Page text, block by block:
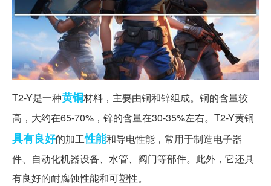
T2-Y是一种黄铜材料，主要由铜和锌组成。铜的含量较
高，大约在65-70%，锌的含量在30-35%左右。T2-Y黄铜
具有良好的加工性能和导电性能，常用于制造电子器
件、自动化机器设备、水管、阀门等部件。此外，它还具
有良好的耐腐蚀性能和可塑性。